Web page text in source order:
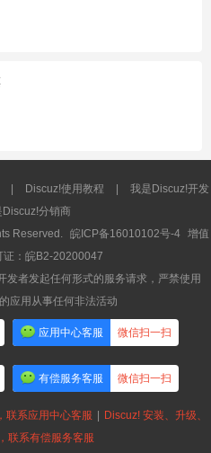
Discuz!使用教程
我是Discuz!开发
Discuz!分销商
Reserved. 皖ICP备16010102号-4 增值
证：皖B2-20200047
发者发起任何形式的服务请求，严禁使用
应用从事任何非法活动
应用中心客服 微信扫一扫
有偿服务客服 微信扫一扫
联系应用中心客服
Discuz! 安装、升级、
联系有偿服务客服